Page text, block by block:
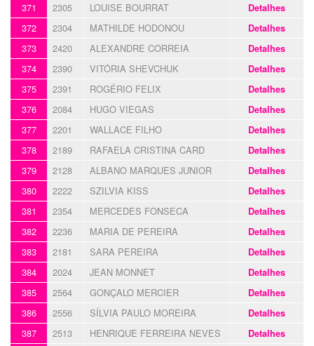
371 2305 LOUISE BOURRAT Detalhes
372 2304 MATHILDE HODONOU Detalhes
373 2420 ALEXANDRE CORREIA Detalhes
374 2390 VITÓRIA SHEVCHUK Detalhes
375 2391 ROGÉRIO FELIX Detalhes
376 2084 HUGO VIEGAS Detalhes
377 2201 WALLACE FILHO Detalhes
378 2189 RAFAELA CRISTINA CARD Detalhes
379 2128 ALBANO MARQUES JUNIOR Detalhes
380 2222 SZILVIA KISS Detalhes
381 2354 MERCEDES FONSECA Detalhes
382 2236 MARIA DE PEREIRA Detalhes
383 2181 SARA PEREIRA Detalhes
384 2024 JEAN MONNET Detalhes
385 2564 GONÇALO MERCIER Detalhes
386 2556 SÍLVIA PAULO MOREIRA Detalhes
387 2513 HENRIQUE FERREIRA NEVES Detalhes